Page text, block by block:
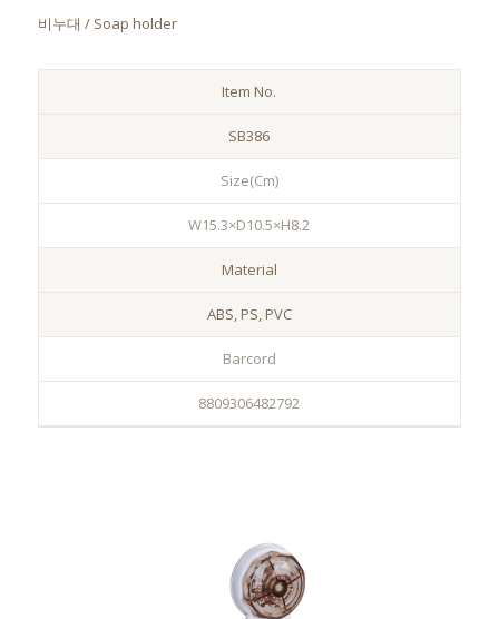
비누대 / Soap holder
Item No.
SB386
Size(Cm)
W15.3×D10.5×H8.2
Material
ABS, PS, PVC
Barcord
8809306482792